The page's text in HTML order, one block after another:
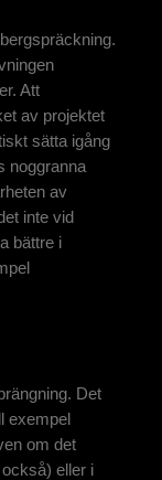
Att
av projektet
sätta igång
noggranna
av
inte vid
bättre i
Det
exempel
om det
eller i